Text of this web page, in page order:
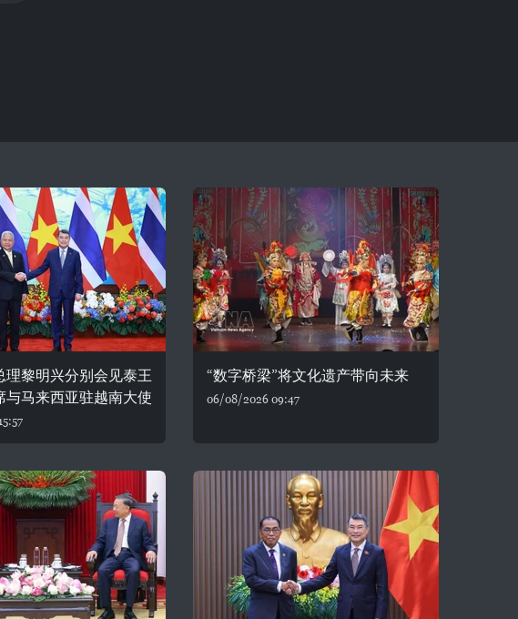
理黎明兴分别会见泰王
与马来西亚驻越南大使
“数字桥梁”将文化遗产带向未来
06/08/2026 09:47